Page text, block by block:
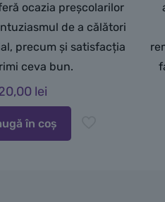
ocazia preșcolarilor
de a călători
precum și satisfacția
ceva bun.
lei
în coș